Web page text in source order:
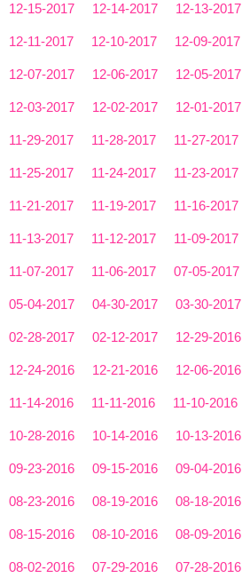
12-15-2017 12-14-2017 12-13-2017
12-11-2017 12-10-2017 12-09-2017
12-07-2017 12-06-2017 12-05-2017
12-03-2017 12-02-2017 12-01-2017
11-29-2017 11-28-2017 11-27-2017
11-25-2017 11-24-2017 11-23-2017
11-21-2017 11-19-2017 11-16-2017
11-13-2017 11-12-2017 11-09-2017
11-07-2017 11-06-2017 07-05-2017
05-04-2017 04-30-2017 03-30-2017
02-28-2017 02-12-2017 12-29-2016
12-24-2016 12-21-2016 12-06-2016
11-14-2016 11-11-2016 11-10-2016
10-28-2016 10-14-2016 10-13-2016
09-23-2016 09-15-2016 09-04-2016
08-23-2016 08-19-2016 08-18-2016
08-15-2016 08-10-2016 08-09-2016
08-02-2016 07-29-2016 07-28-2016